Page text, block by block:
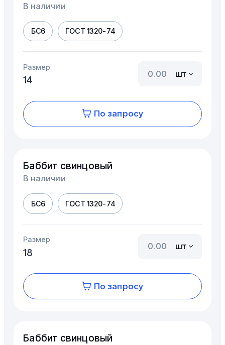
В наличии
БС6 ГОСТ 1320-74
Размер
14
шт
По запросу
Баббит свинцовый
В наличии
БС6 ГОСТ 1320-74
Размер
18
шт
По запросу
Баббит свинцовый